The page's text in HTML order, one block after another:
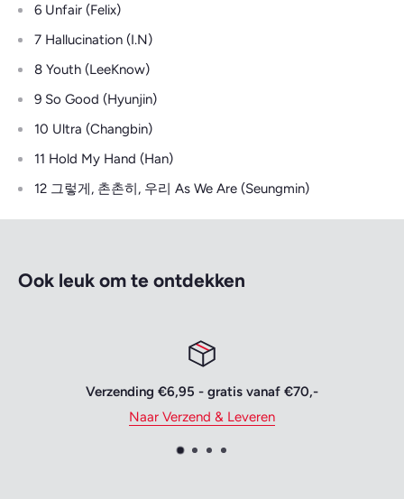
6 Unfair (Felix)
7 Hallucination (I.N)
8 Youth (LeeKnow)
9 So Good (Hyunjin)
10 Ultra (Changbin)
11 Hold My Hand (Han)
12 그렇게, 촌촌히, 우리 As We Are (Seungmin)
Ook leuk om te ontdekken
Vertrouwd betalen
Naar Bestellen & Betalen